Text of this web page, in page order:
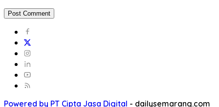
Powered by PT Cipta Jasa Digital - dailysemarang.com